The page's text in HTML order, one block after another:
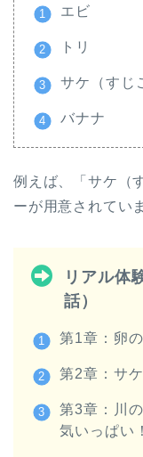
エビ
トリ
サケ（すじ
バナナ
例えば、「サケ（
ーが用意されてい
リアル体
話）
第1章：卵
第2章：サ
第3章：川
気いっぱい！